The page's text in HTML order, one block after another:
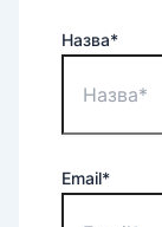
Назва*
Email*